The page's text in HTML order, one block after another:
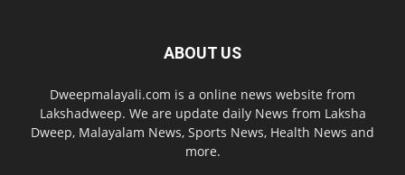
ABOUT US
Dweepmalayali.com is a online news website from
Lakshadweep. We are update daily News from Laksha
Dweep, Malayalam News, Sports News, Health News and
more.